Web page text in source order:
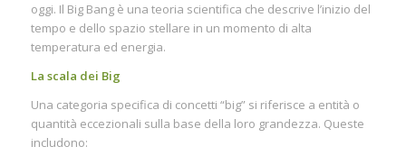
oggi. Il Big Bang è una teoria scientifica che descrive l’inizio del
tempo e dello spazio stellare in un momento di alta
temperatura ed energia.
La scala dei Big
Una categoria specifica di concetti “big” si riferisce a entità o
quantità eccezionali sulla base della loro grandezza. Queste
includono: